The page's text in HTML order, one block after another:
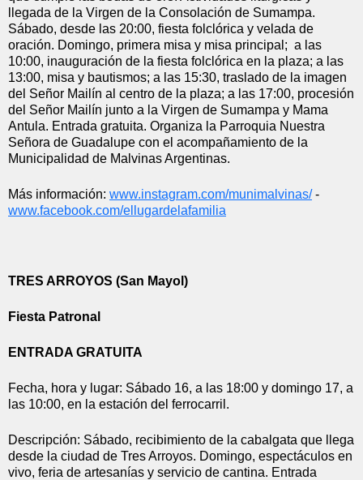
llegada de la Virgen de la Consolación de Sumampa.
Sábado, desde las 20:00, fiesta folclórica y velada de
oración. Domingo, primera misa y misa principal;  a las
10:00, inauguración de la fiesta folclórica en la plaza; a las
13:00, misa y bautismos; a las 15:30, traslado de la imagen
del Señor Mailín al centro de la plaza; a las 17:00, procesión
del Señor Mailín junto a la Virgen de Sumampa y Mama
Antula. Entrada gratuita. Organiza la Parroquia Nuestra
Señora de Guadalupe con el acompañamiento de la
Municipalidad de Malvinas Argentinas.
Más información: www.instagram.com/munimalvinas/
www.facebook.com/ellugardelafamilia
TRES ARROYOS (San Mayol)
Fiesta Patronal
ENTRADA GRATUITA
Fecha, hora y lugar: Sábado 16, a las 18:00 y domingo 17, a
las 10:00, en la estación del ferrocarril.
Descripción: Sábado, recibimiento de la cabalgata que llega
desde la ciudad de Tres Arroyos. Domingo, espectáculos en
vivo, feria de artesanías y servicio de cantina. Entrada